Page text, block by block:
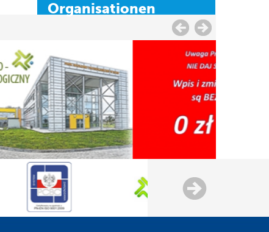
Organisationen